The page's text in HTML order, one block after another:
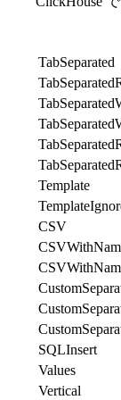
TabSeparated
Template
CSV
SQLInsert
Values
Vertical